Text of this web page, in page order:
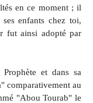
en ce moment ; il
enfants chez toi,
fut ainsi adopté par
et dans sa
comparativement au
"Abou Tourab" le